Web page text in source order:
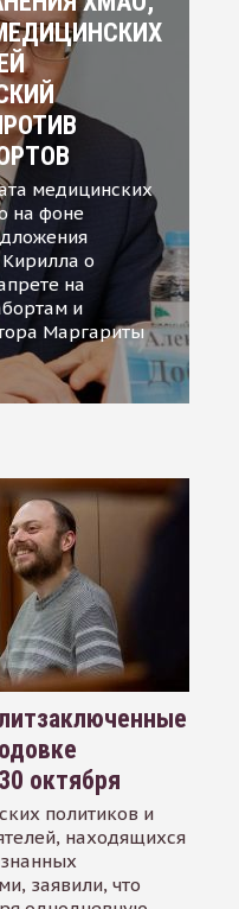
медицинских
на фоне
о
на
и
Маргариты
октября
политиков и
находящихся
заявили, что